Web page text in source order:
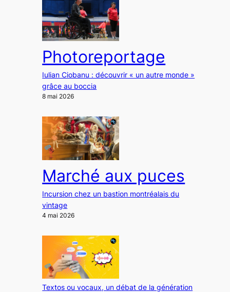
Photoreportage
Iulian Ciobanu : découvrir « un autre monde »
grâce au boccia
8 mai 2026
Marché aux puces
Incursion chez un bastion montréalais du
vintage
4 mai 2026
Textos ou vocaux, un débat de la génération